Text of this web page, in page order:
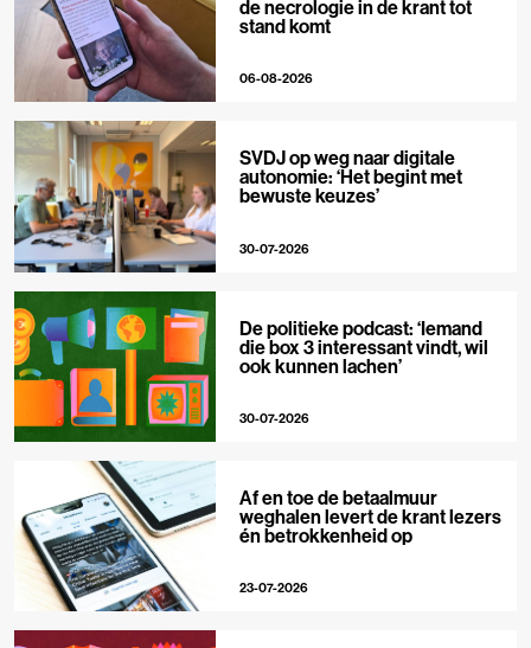
de necrologie in de krant tot
stand komt
06-08-2026
SVDJ op weg naar digitale
autonomie: ‘Het begint met
bewuste keuzes’
30-07-2026
De politieke podcast: ‘Iemand
die box 3 interessant vindt, wil
ook kunnen lachen’
30-07-2026
Af en toe de betaalmuur
weghalen levert de krant lezers
én betrokkenheid op
23-07-2026